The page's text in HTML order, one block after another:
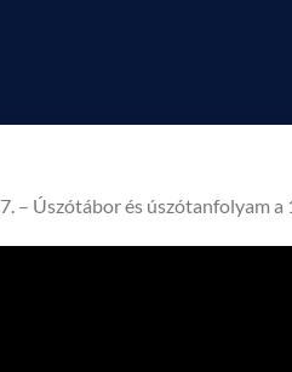
– Úszótábor és úszótanfolyam a